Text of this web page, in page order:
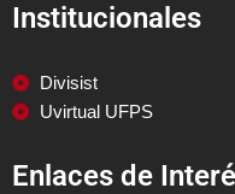
Institucionales
Divisist
Uvirtual UFPS
Enlaces de